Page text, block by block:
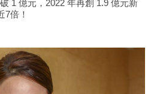
1 億元，2022 年再創 1.9 億元新
7倍！